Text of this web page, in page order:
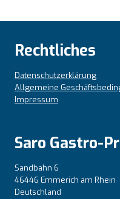
Rechtliches
Datenschutzerklärung
Allgemeine
Impressum
Saro Gastro-
Sandbahn 6
46446 Emmerich am Rhein
Deutschland